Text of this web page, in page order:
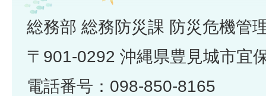
総務部 総務防災課 防災危機管
〒901-0292 沖縄県豊見城市宜
電話番号：098-850-8165